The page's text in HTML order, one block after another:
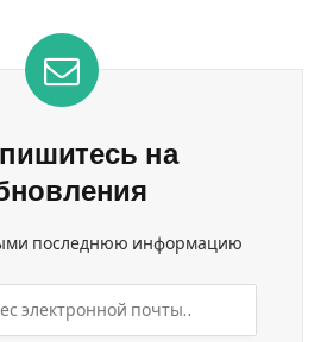
на
последнюю информацию